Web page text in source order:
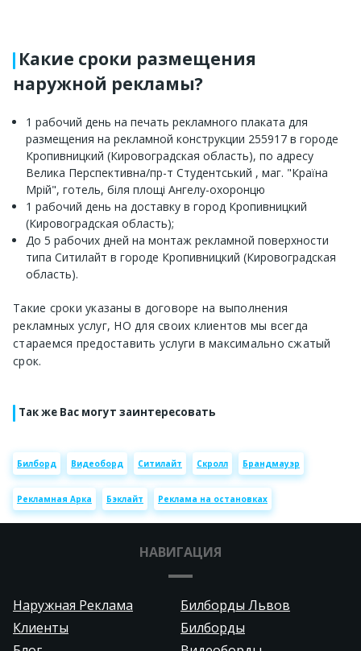
Какие сроки размещения
наружной рекламы?
1 рабочий день на печать рекламного плаката для
размещения на рекламной конструкции 255917 в городе
Кропивницкий (Кировоградская область), по адресу
Велика Перспективна/пр-т Студентський , маг. "Країна
Мрій", готель, біля площі Ангелу-охоронцю
1 рабочий день на доставку в город Кропивницкий
(Кировоградская область);
До 5 рабочих дней на монтаж рекламной поверхности
типа Ситилайт в городе Кропивницкий (Кировоградская
область).
Такие сроки указаны в договоре на выполнения
рекламных услуг, НО для своих клиентов мы всегда
стараемся предоставить услуги в максимально сжатый
срок.
Так же Вас могут заинтересовать
Билборд Видеоборд Ситилайт Скролл Брандмауэр
Рекламная Арка Бэклайт Реклама на остановках
НАВИГАЦИЯ
Наружная Реклама
Билборды Львов
Клиенты
Билборды